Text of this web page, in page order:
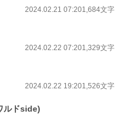
2024.02.21 07:201,684文字
2024.02.22 07:201,329文字
2024.02.22 19:201,526文字
ルドside)